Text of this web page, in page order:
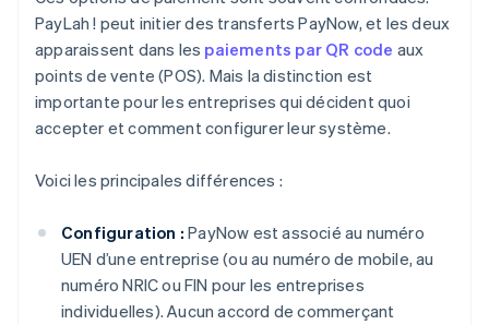
PayLah ! peut initier des transferts PayNow, et les deux
apparaissent dans les paiements par QR code aux
points de vente (POS). Mais la distinction est
importante pour les entreprises qui décident quoi
accepter et comment configurer leur système.
Voici les principales différences :
Configuration : PayNow est associé au numéro
UEN d’une entreprise (ou au numéro de mobile, au
numéro NRIC ou FIN pour les entreprises
individuelles). Aucun accord de commerçant